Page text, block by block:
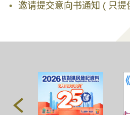
邀请提交意向书通知 ( 只提